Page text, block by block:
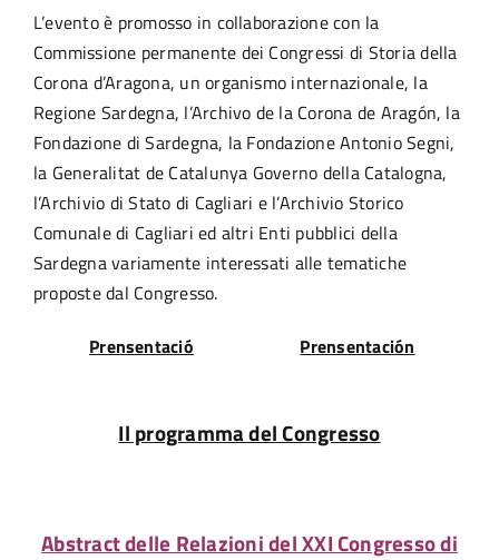
L’evento è promosso in collaborazione con la
Commissione permanente dei Congressi di Storia della
Corona d’Aragona, un organismo internazionale, la
Regione Sardegna, l’Archivo de la Corona de Aragón, la
Fondazione di Sardegna, la Fondazione Antonio Segni,
la Generalitat de Catalunya Governo della Catalogna,
l’Archivio di Stato di Cagliari e l’Archivio Storico
Comunale di Cagliari ed altri Enti pubblici della
Sardegna variamente interessati alle tematiche
proposte dal Congresso.
Prensentació
Prensentación
Il programma del Congresso
Abstract delle Relazioni del XXI Congresso di